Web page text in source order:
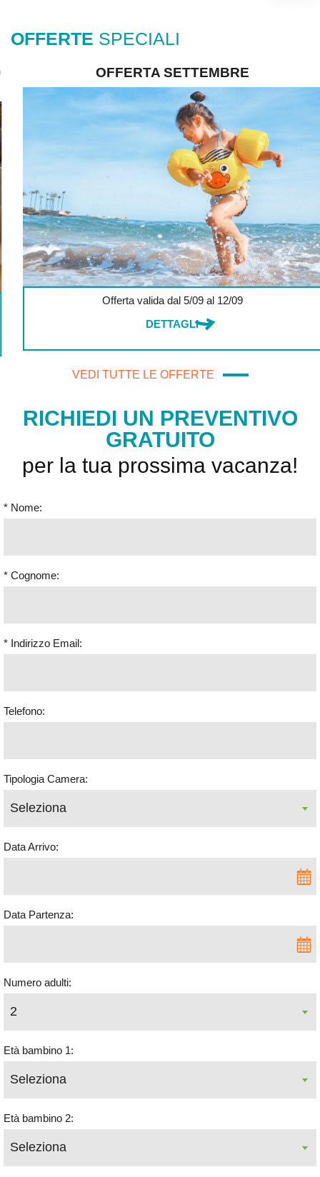
OFFERTE SPECIALI
OFFERTA SETTEMBRE
Offerta valida dal 5/09 al 12/09
DETTAGLI
VEDI TUTTE LE OFFERTE
RICHIEDI UN PREVENTIVO
GRATUITO
per la tua prossima vacanza!
* Nome:
* Cognome:
* Indirizzo Email:
Telefono:
Tipologia Camera:
Data Arrivo:
Data Partenza:
Numero adulti:
Età bambino 1:
Età bambino 2: